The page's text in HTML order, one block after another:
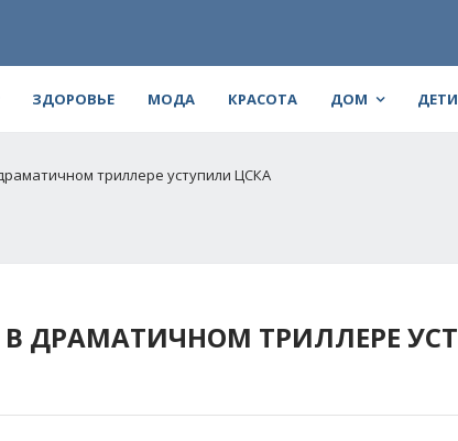
ЗДОРОВЬЕ МОДА КРАСОТА ДОМ ДЕТИ
триллере уступили ЦСКА
ДРАМАТИЧНОМ ТРИЛЛЕРЕ